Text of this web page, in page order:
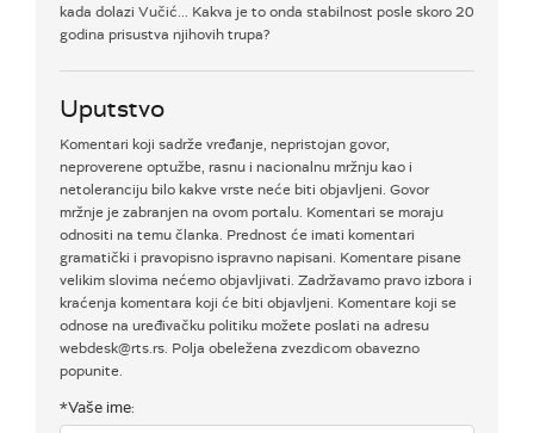
kada dolazi Vučić... Kakva je to onda stabilnost posle skoro 20
godina prisustva njihovih trupa?
Uputstvo
Komentari koji sadrže vređanje, nepristojan govor,
neproverene optužbe, rasnu i nacionalnu mržnju kao i
netoleranciju bilo kakve vrste neće biti objavljeni. Govor
mržnje je zabranjen na ovom portalu. Komentari se moraju
odnositi na temu članka. Prednost će imati komentari
gramatički i pravopisno ispravno napisani. Komentare pisane
velikim slovima nećemo objavljivati. Zadržavamo pravo izbora i
kraćenja komentara koji će biti objavljeni. Komentare koji se
odnose na uređivačku politiku možete poslati na adresu
webdesk@rts.rs. Polja obeležena zvezdicom obavezno
popunite.
*Vaše ime: